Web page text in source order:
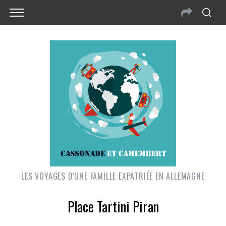
LES VOYAGES D'UNE FAMILLE EXPATRIÉE EN ALLEMAGNE
Place Tartini Piran